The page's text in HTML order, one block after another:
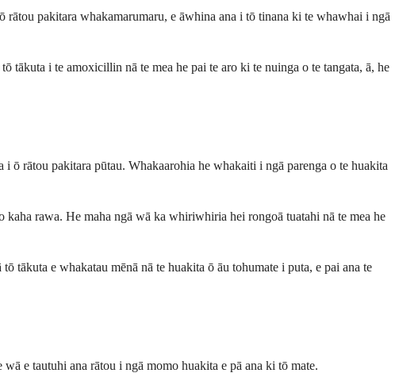
pakitara whakamarumaru, e āwhina ana i tō tinana ki te whawhai i ngā
tākuta i te amoxicillin nā te mea he pai te aro ki te nuinga o te tangata, ā, he
ō rātou pakitara pūtau. Whakaarohia he whakaiti i ngā parenga o te huakita
rawa. He maha ngā wā ka whiriwhiria hei rongoā tuatahi nā te mea he
e whakatau mēnā nā te huakita ō āu tohumate i puta, e pai ana te
e tautuhi ana rātou i ngā momo huakita e pā ana ki tō mate.